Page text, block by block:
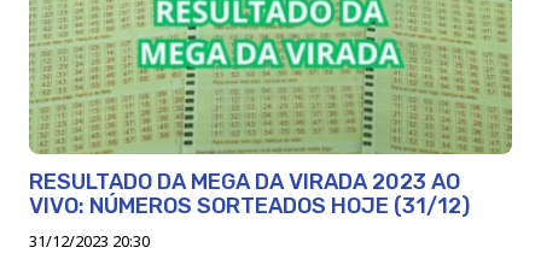
RESULTADO DA MEGA DA VIRADA 2023 AO
VIVO: NÚMEROS SORTEADOS HOJE (31/12)
31/12/2023 20:30